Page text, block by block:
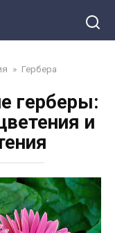
» Гербера
герберы:
и